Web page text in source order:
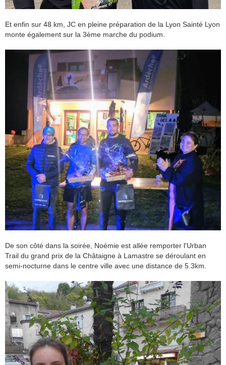
Et enfin sur 48 km, JC en pleine préparation de la Lyon Sainté Lyon
monte également sur la 3ème marche du podium.
De son côté dans la soirée, Noémie est allée remporter l'Urban
Trail du grand prix de la Châtaigne à Lamastre se déroulant en
semi-nocturne dans le centre ville avec une distance de 5.3km.